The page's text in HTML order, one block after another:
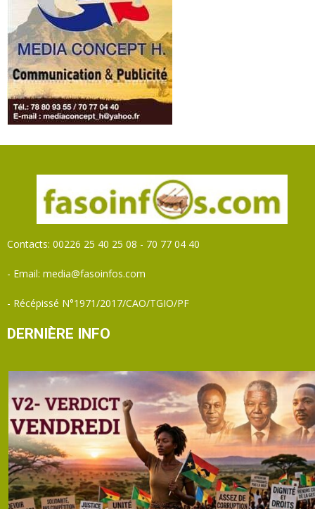
Contacts: 00226 25 40 25 08 - 70 77 04 40
- Email: media@fasoinfos.com
- Récépissé N°1971/2017/CAO/TGIO/PF
DERNIÈRE INFO